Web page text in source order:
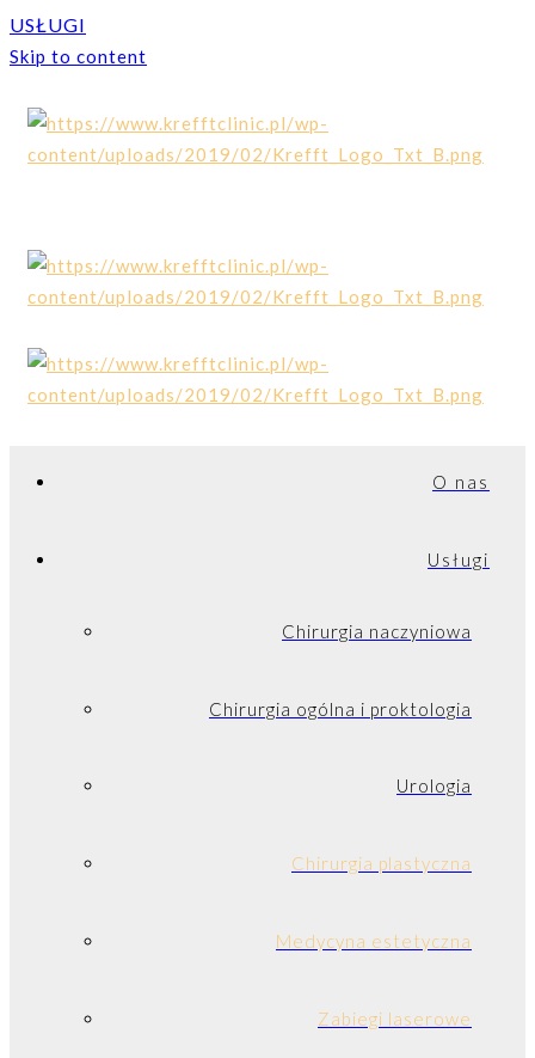
USŁUGI
Skip to content
O nas
Usługi
Chirurgia naczyniowa
Chirurgia ogólna i proktologia
Urologia
Chirurgia plastyczna
Medycyna estetyczna
Zabiegi laserowe